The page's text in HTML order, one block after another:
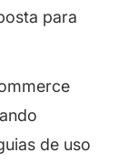
para
de uso